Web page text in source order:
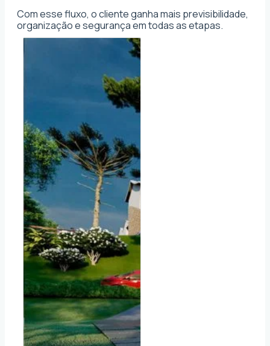
Com esse fluxo, o cliente ganha mais previsibilidade,
organização e segurança em todas as etapas.